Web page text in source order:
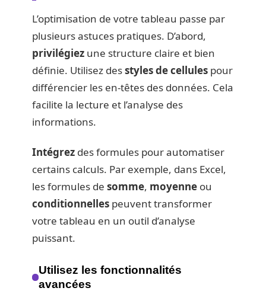
L’optimisation de votre tableau passe par
plusieurs astuces pratiques. D’abord,
privilégiez une structure claire et bien
définie. Utilisez desstyles de cellules pour
différencier les en-têtes des données. Cela
facilite la lecture et l’analyse des
informations.
Intégrez des formules pour automatiser
certains calculs. Par exemple, dans Excel,
les formules de somme, moyenne ou
conditionnelles peuvent transformer
votre tableau en un outil d’analyse
puissant.
Utilisez les fonctionnalités
avancées